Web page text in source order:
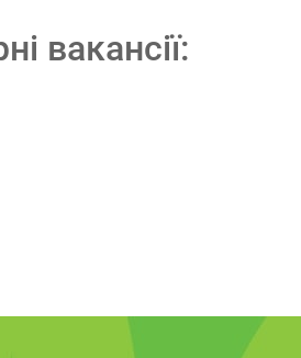
вакансії: